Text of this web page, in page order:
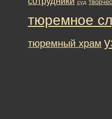
суд
тюремное
тюремный храм